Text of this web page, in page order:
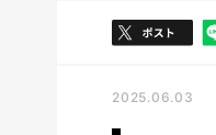
2025.06.03